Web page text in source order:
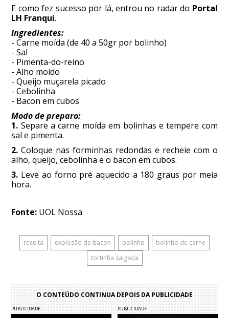
E como fez sucesso por lá, entrou no radar do Portal
LH Franqui.
Ingredientes:
- Carne moída (de 40 a 50gr por bolinho)
- Sal
- Pimenta-do-reino
- Alho moído
- Queijo muçarela picado
- Cebolinha
- Bacon em cubos
Modo de preparo:
1. Separe a carne moída em bolinhas e tempere com
sal e pimenta.
2. Coloque nas forminhas redondas e recheie com o
alho, queijo, cebolinha e o bacon em cubos.
3. Leve ao forno pré aquecido a 180 graus por meia
hora.
Fonte: UOL Nossa
receita explosão de bacon bolinho
bolinho de carne
tortinha salgada
O CONTEÚDO CONTINUA DEPOIS DA PUBLICIDADE
PUBLICIDADE PUBLICIDADE